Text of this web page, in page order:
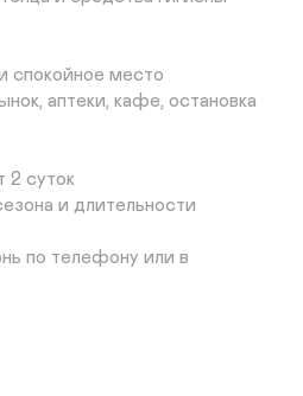
спокойное место
аптеки, кафе, остановка
2 суток
и длительности
по телефону или в